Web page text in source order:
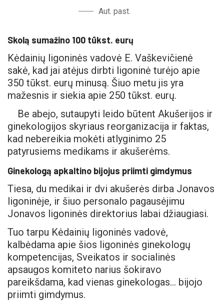
Aut. past.
Skolą sumažino 100 tūkst. eurų
Kėdainių ligoninės vadovė E. Vaškevičienė
sakė, kad jai atėjus dirbti ligoninė turėjo apie
350 tūkst. eurų minusą. Šiuo metu jis yra
mažesnis ir siekia apie 250 tūkst. eurų.
Be abejo, sutaupyti leido būtent Akušerijos ir
ginekologijos skyriaus reorganizacija ir faktas,
kad nebereikia mokėti atlyginimo 25
patyrusiems medikams ir akušerėms.
Ginekologą apkaltino bijojus priimti gimdymus
Tiesa, du medikai ir dvi akušerės dirba Jonavos
ligoninėje, ir šiuo personalo pagausėjimu
Jonavos ligoninės direktorius labai džiaugiasi.
Tuo tarpu Kėdainių ligoninės vadovė,
kalbėdama apie šios ligoninės ginekologų
kompetencijas, Sveikatos ir socialinės
apsaugos komiteto narius šokiravo
pareikšdama, kad vienas ginekologas… bijojo
priimti gimdymus.